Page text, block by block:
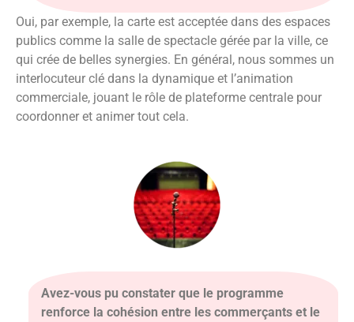
Oui, par exemple, la carte est acceptée dans des espaces
publics comme la salle de spectacle gérée par la ville, ce
qui crée de belles synergies. En général, nous sommes un
interlocuteur clé dans la dynamique et l’animation
commerciale, jouant le rôle de plateforme centrale pour
coordonner et animer tout cela.
Avez-vous pu constater que le programme
renforce la cohésion entre les commerçants et le